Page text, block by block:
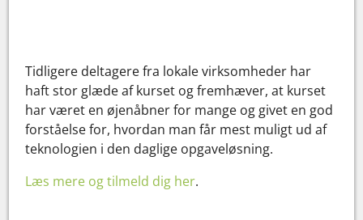
Tidligere deltagere fra lokale virksomheder har
haft stor glæde af kurset og fremhæver, at kurset
har været en øjenåbner for mange og givet en god
forståelse for, hvordan man får mest muligt ud af
teknologien i den daglige opgaveløsning.
Læs mere og tilmeld dig her.